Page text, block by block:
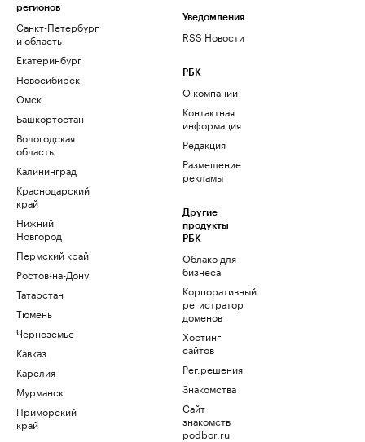
регионов
Санкт-Петербург
и область
Екатеринбург
Новосибирск
Омск
Башкортостан
Вологодская
область
Калининград
Краснодарский
край
Нижний
Новгород
Пермский край
Ростов-на-Дону
Татарстан
Тюмень
Черноземье
Кавказ
Карелия
Мурманск
Приморский
край
Уведомления
RSS Новости
РБК
О компании
Контактная
информация
Редакция
Размещение
рекламы
Другие
продукты
РБК
Облако для
бизнеса
Корпоративный
регистратор
доменов
Хостинг
сайтов
Рег.решения
Знакомства
Сайт
знакомств
podbor.ru